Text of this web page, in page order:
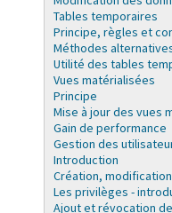
Tables temporaires
Principe, règles et
Méthodes
Utilité des tables
Vues matérialisées
Principe
Mise à jour des vues
Gain de performance
Gestion des
Introduction
Création,
Les privilèges -
Ajout et révocation